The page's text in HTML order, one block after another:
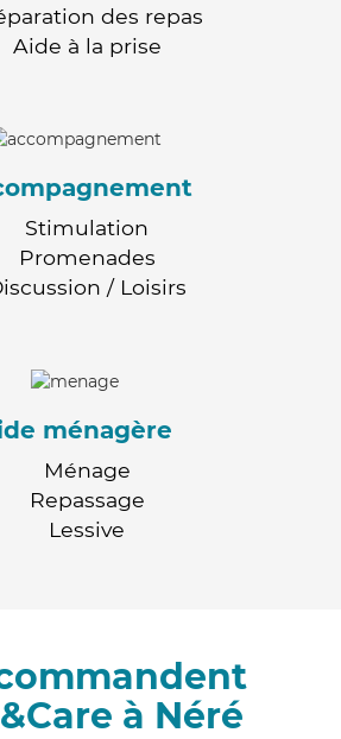
des repas
Aide à la prise
Stimulation
Promenades
/ Loisirs
ménagère
Ménage
Repassage
Lessive
à Néré